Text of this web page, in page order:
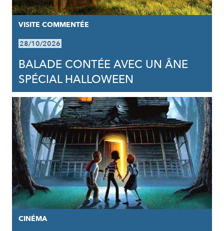
VISITE COMMENTÉE
28/10/2026
BALADE CONTÉE AVEC UN ÂNE
SPÉCIAL HALLOWEEN
CINÉMA